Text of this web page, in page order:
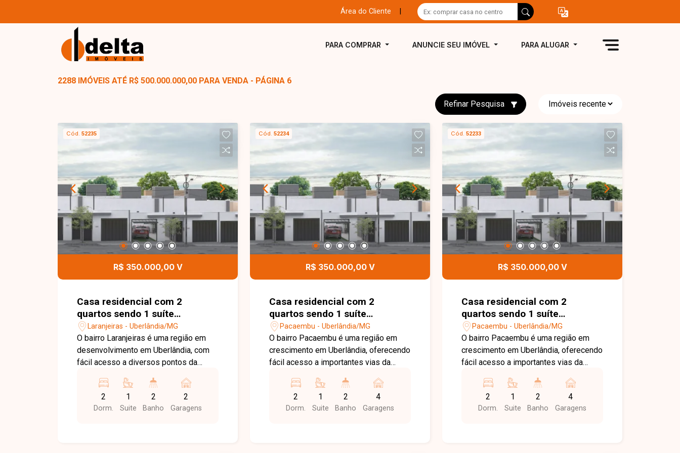
Área do Cliente
PARA COMPRAR ANUNCIE SEU IMÓVEL PARA ALUGAR
2288 IMÓVEIS ATÉ R$ 500.000.000,00 PARA VENDA - PÁGINA 6
Refinar Pesquisa
Cód. 52235
R$ 350.000,00 V
Casa residencial com 2
quartos sendo 1 suíte
disponível para venda no bairro
Laranjeiras em Uberlândia-MG
Laranjeiras - Uberlândia/MG
O bairro Laranjeiras é uma região em
desenvolvimento em Uberlândia, com
fácil acesso a diversos pontos da
escolas, supermercados e serviços
essenciais. A localização oferece
praticidade e excelente potencial de
2
Dorm.
1
Suite
2
Banho
2
Garagens
Cód. 52234
R$ 350.000,00 V
Casa residencial com 2
quartos sendo 1 suíte
disponível para venda no bairro
Pacaembu em Uberlândia-MG
Pacaembu - Uberlândia/MG
O bairro Pacaembu é uma região em
crescimento em Uberlândia, oferecendo
fácil acesso a importantes vias da
escolas, supermercados e serviços
essenciais. A localização proporciona
praticidade e qualidade de vida para
2
Dorm.
1
Suite
2
Banho
4
Garagens
Cód. 52233
R$ 350.000,00 V
Casa residencial com 2
quartos sendo 1 suíte
disponível para venda no bairro
Pacaembu em Uberlândia-MG
Pacaembu - Uberlândia/MG
O bairro Pacaembu é uma região em
crescimento em Uberlândia, oferecendo
fácil acesso a importantes vias da
escolas, supermercados e serviços
essenciais. A localização proporciona
praticidade e qualidade de vida para
2
Dorm.
1
Suite
2
Banho
4
Garagens